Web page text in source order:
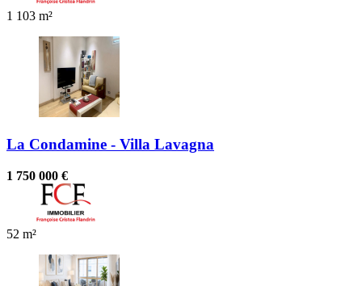
1 103 m²
La Condamine - Villa Lavagna
1 750 000 €
52 m²